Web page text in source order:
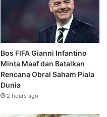
Bos FIFA Gianni Infantino
Minta Maaf dan Batalkan
Rencana Obral Saham Piala
Dunia
2 hours ago